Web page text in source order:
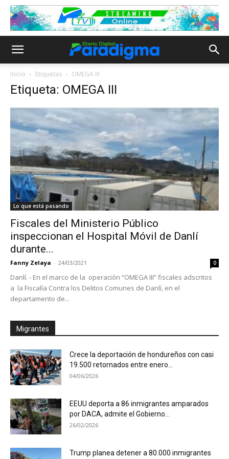
Inicio Etiquetas OMEGA III
Etiqueta: OMEGA III
Lo que está pasando
Fiscales del Ministerio Público
inspeccionan el Hospital Móvil de Danlí
durante...
Fanny Zelaya - 24/03/2021 0
Danlí. - En el marco de la operación “OMEGA III” fiscales adscritos
a la Fiscalía Contra los Delitos Comunes de Danlí, en el
departamento de...
Migrantes
Crece la deportación de hondureños con casi
19.500 retornados entre enero...
04/06/2026
EEUU deporta a 86 inmigrantes amparados
por DACA, admite el Gobierno...
26/02/2026
Trump planea detener a 80.000 inmigrantes